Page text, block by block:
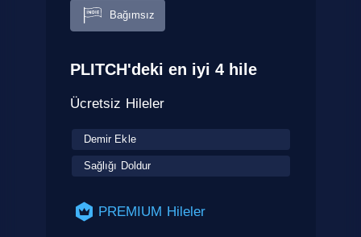
Bağımsız
PLITCH'deki en iyi 4 hile
Ücretsiz Hileler
Demir Ekle
Sağlığı Doldur
PREMIUM Hileler